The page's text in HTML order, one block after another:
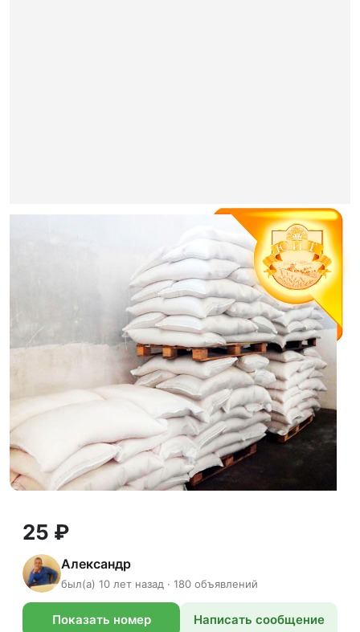
25 ₽
Александр
был(а) 10 лет назад · 180 объявлений
Показать номер Написать сообщение